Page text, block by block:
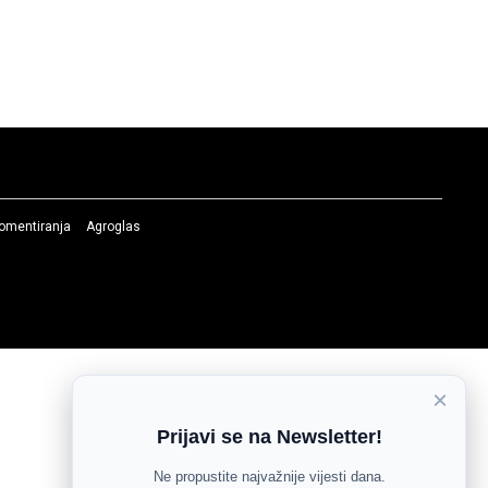
Agroglas
×
Prijavi se na Newsletter!
Ne propustite najvažnije vijesti dana.